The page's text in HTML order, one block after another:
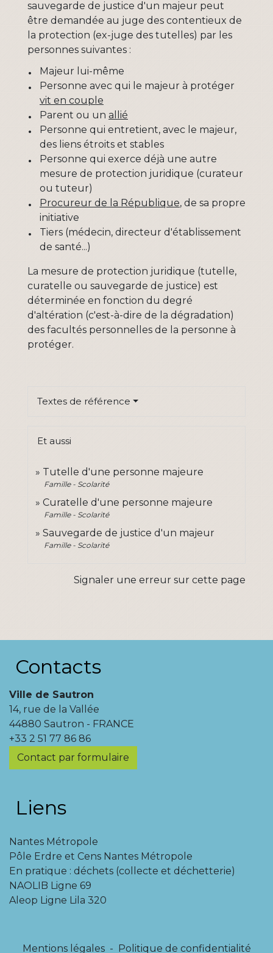
sauvegarde de justice d'un majeur peut
être demandée au juge des contentieux de
la protection (ex-juge des tutelles) par les
personnes suivantes :
Majeur lui-même
Personne avec qui le majeur à protéger
vit en couple
Parent ou un allié
Personne qui entretient, avec le majeur,
des liens étroits et stables
Personne qui exerce déjà une autre
mesure de protection juridique (curateur
ou tuteur)
Procureur de la République, de sa propre
initiative
Tiers (médecin, directeur d'établissement
de santé...)
La mesure de protection juridique (tutelle,
curatelle ou sauvegarde de justice) est
déterminée en fonction du degré
d'altération (c'est-à-dire de la dégradation)
des facultés personnelles de la personne à
protéger.
Textes de référence
Et aussi
Tutelle d'une personne majeure
Famille - Scolarité
Curatelle d'une personne majeure
Famille - Scolarité
Sauvegarde de justice d'un majeur
Famille - Scolarité
Signaler une erreur sur cette page
Contacts
Ville de Sautron
14, rue de la Vallée
44880 Sautron - FRANCE
+33 2 51 77 86 86
Contact par formulaire
Liens
Nantes Métropole
Pôle Erdre et Cens Nantes Métropole
En pratique : déchets (collecte et déchetterie)
NAOLIB Ligne 69
Aleop Ligne Lila 320
Mentions légales - Politique de confidentialité